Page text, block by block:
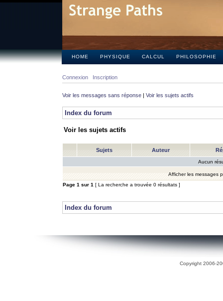
HOME PHYSIQUE CALCUL PHILOSOPHIE
Connexion Inscription
Voir les messages sans réponse | Voir les sujets actifs
Index du forum
Voir les sujets actifs
Sujets Auteur
Aucun
Afficher les messages
Page 1 sur 1 [ La recherche a trouvée 0 résultats ]
Index du forum
Copyright 2006-